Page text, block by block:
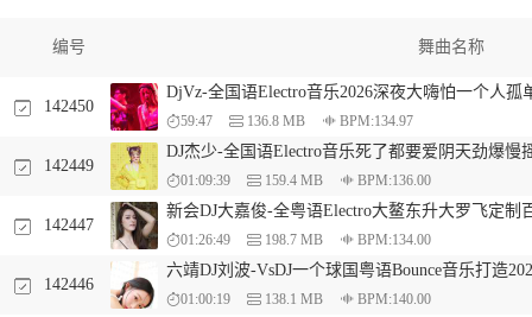
编号 舞曲名称
142450
DjVz-全国语Electro音乐2026深夜大嗨怕一个人孤
59:47 136.8 MB BPM:134.97
142449
DJ杰少-全国语Electro音乐死了都要爱阴天劲爆慢
01:09:39 159.4 MB BPM:136.00
142447
新会DJ大嘉俊-全粤语Electro大鳌东升大罗飞定制
01:26:49 198.7 MB BPM:134.00
142446
六靖DJ刘波-VsDJ一个球国粤语Bounce音乐打造
01:00:19 138.1 MB BPM:140.00